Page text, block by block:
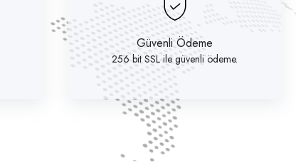
Güvenli Ödeme
256 bit SSL ile güvenli ödeme.